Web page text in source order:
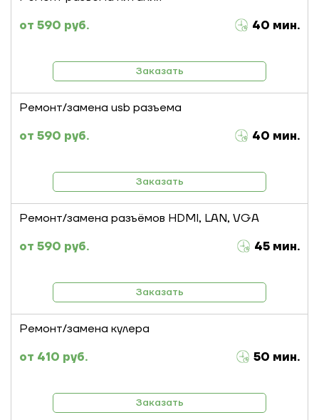
590 руб.
40 мин.
Заказать
Ремонт/замена usb разъема
590 руб.
40 мин.
Заказать
Ремонт/замена разъёмов HDMI, LAN, VGA
590 руб.
45 мин.
Заказать
Ремонт/замена кулера
410 руб.
50 мин.
Заказать